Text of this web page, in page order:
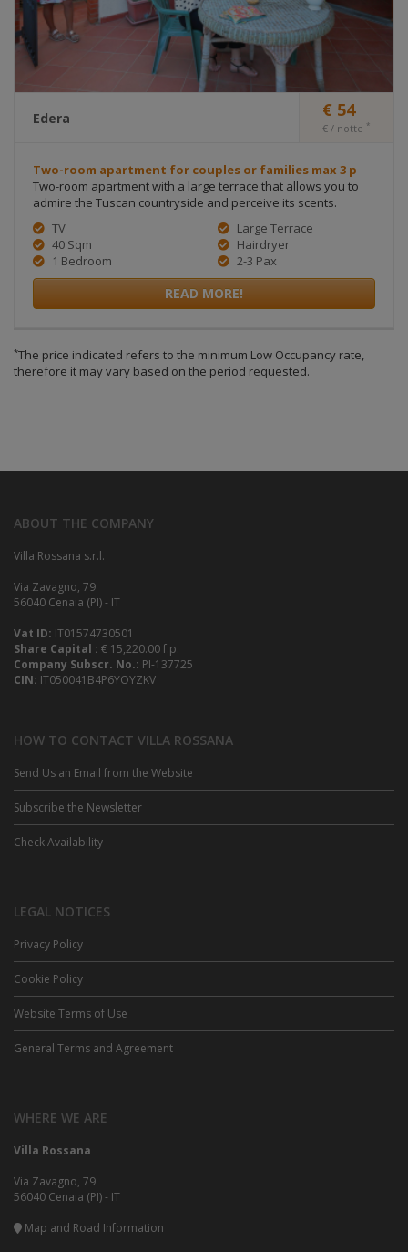
Edera € 54
€ / notte *
Two-room apartment for couples or families max 3 p
Two-room apartment with a large terrace that allows you to
admire the Tuscan countryside and perceive its scents.
TV
40 Sqm
1 Bedroom
Large Terrace
Hairdryer
2-3 Pax
READ MORE!
*The price indicated refers to the minimum Low Occupancy rate,
therefore it may vary based on the period requested.
ABOUT THE COMPANY
Villa Rossana s.r.l.
Via Zavagno, 79
56040 Cenaia (PI) - IT
Vat ID: IT01574730501
Share Capital : € 15,220.00 f.p.
Company Subscr. No.: PI-137725
CIN: IT050041B4P6YOYZKV
HOW TO CONTACT VILLA ROSSANA
Send Us an Email from the Website
Subscribe the Newsletter
Check Availability
LEGAL NOTICES
Privacy Policy
Cookie Policy
Website Terms of Use
General Terms and Agreement
WHERE WE ARE
Villa Rossana
Via Zavagno, 79
56040 Cenaia (PI) - IT
Map and Road Information